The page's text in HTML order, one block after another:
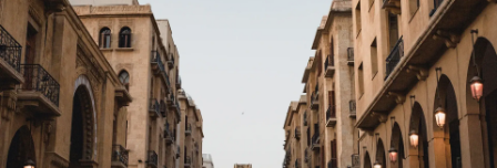
Gestion des freelances
Intégrez et gérez vos freelances partout dans le monde
PEO
Sous-traitez les opérations complexes liées à l’emploi
Comparer Remote
Examinez notre service par rapport aux autres
CROISSANCE
Start-ups
pays
Calculateur de paiement des freelances
Découvrez les devises disponibles et les vitesses de
paiement pour vos freelances internationaux
Nederlands
Français
Deutsch